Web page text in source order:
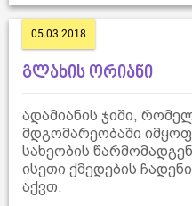
05.03.2018
გლახის ორიანი
ადამიანის ჯიში,
მდგომარეობაში
სახეობის
ისეთი ქმედების
აქვთ.